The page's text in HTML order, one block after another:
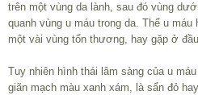
trên một vùng da lành, sau đó vùng
quanh vùng u máu trong da. Thể u
một vài vùng tổn thương, hay gặp ở
Tuy nhiên hình thái lâm sàng của u
giãn mạch màu xanh xám, là sẩn đỏ